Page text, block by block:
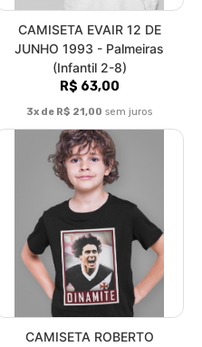
CAMISETA EVAIR 12 DE
JUNHO 1993 - Palmeiras
(Infantil 2-8)
R$ 63,00
3x de R$ 21,00 sem juros
CAMISETA ROBERTO